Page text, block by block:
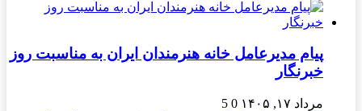
پیام مدیرعامل خانه هنرمندان ایران به مناسبت روز
خبرنگار
مرداد ۱۷, ۱۴۰۵ 0
5